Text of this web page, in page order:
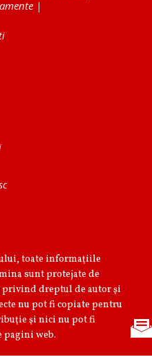
|
toate informaţiile
sunt protejate de
dreptul de autor şi
nu pot fi copiate pentru
şi nici nu pot fi
pagini web.